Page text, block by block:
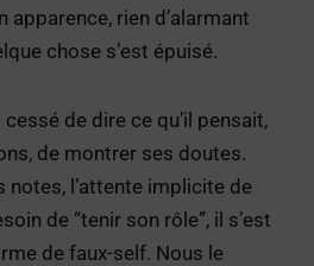
rien d’alarmant
chose s’est épuisé.
de dire ce qu’il pensait,
de montrer ses doutes.
notes, l’attente implicite de
de “tenir son rôle”, il s’est
de faux-self. Nous le